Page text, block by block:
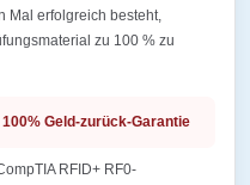
Mal erfolgreich besteht,
zu 100 % zu
Geld-zurück-Garantie
RFID+ RF0-